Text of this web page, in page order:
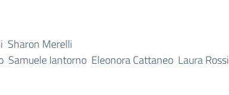
Sharon Merelli
Samuele Iantorno Eleonora Cattaneo Laura Rossi